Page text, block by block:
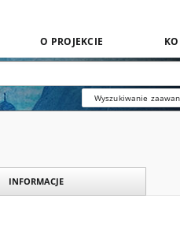
O PROJEKCIE
Wyszukiwanie
INFORMACJE